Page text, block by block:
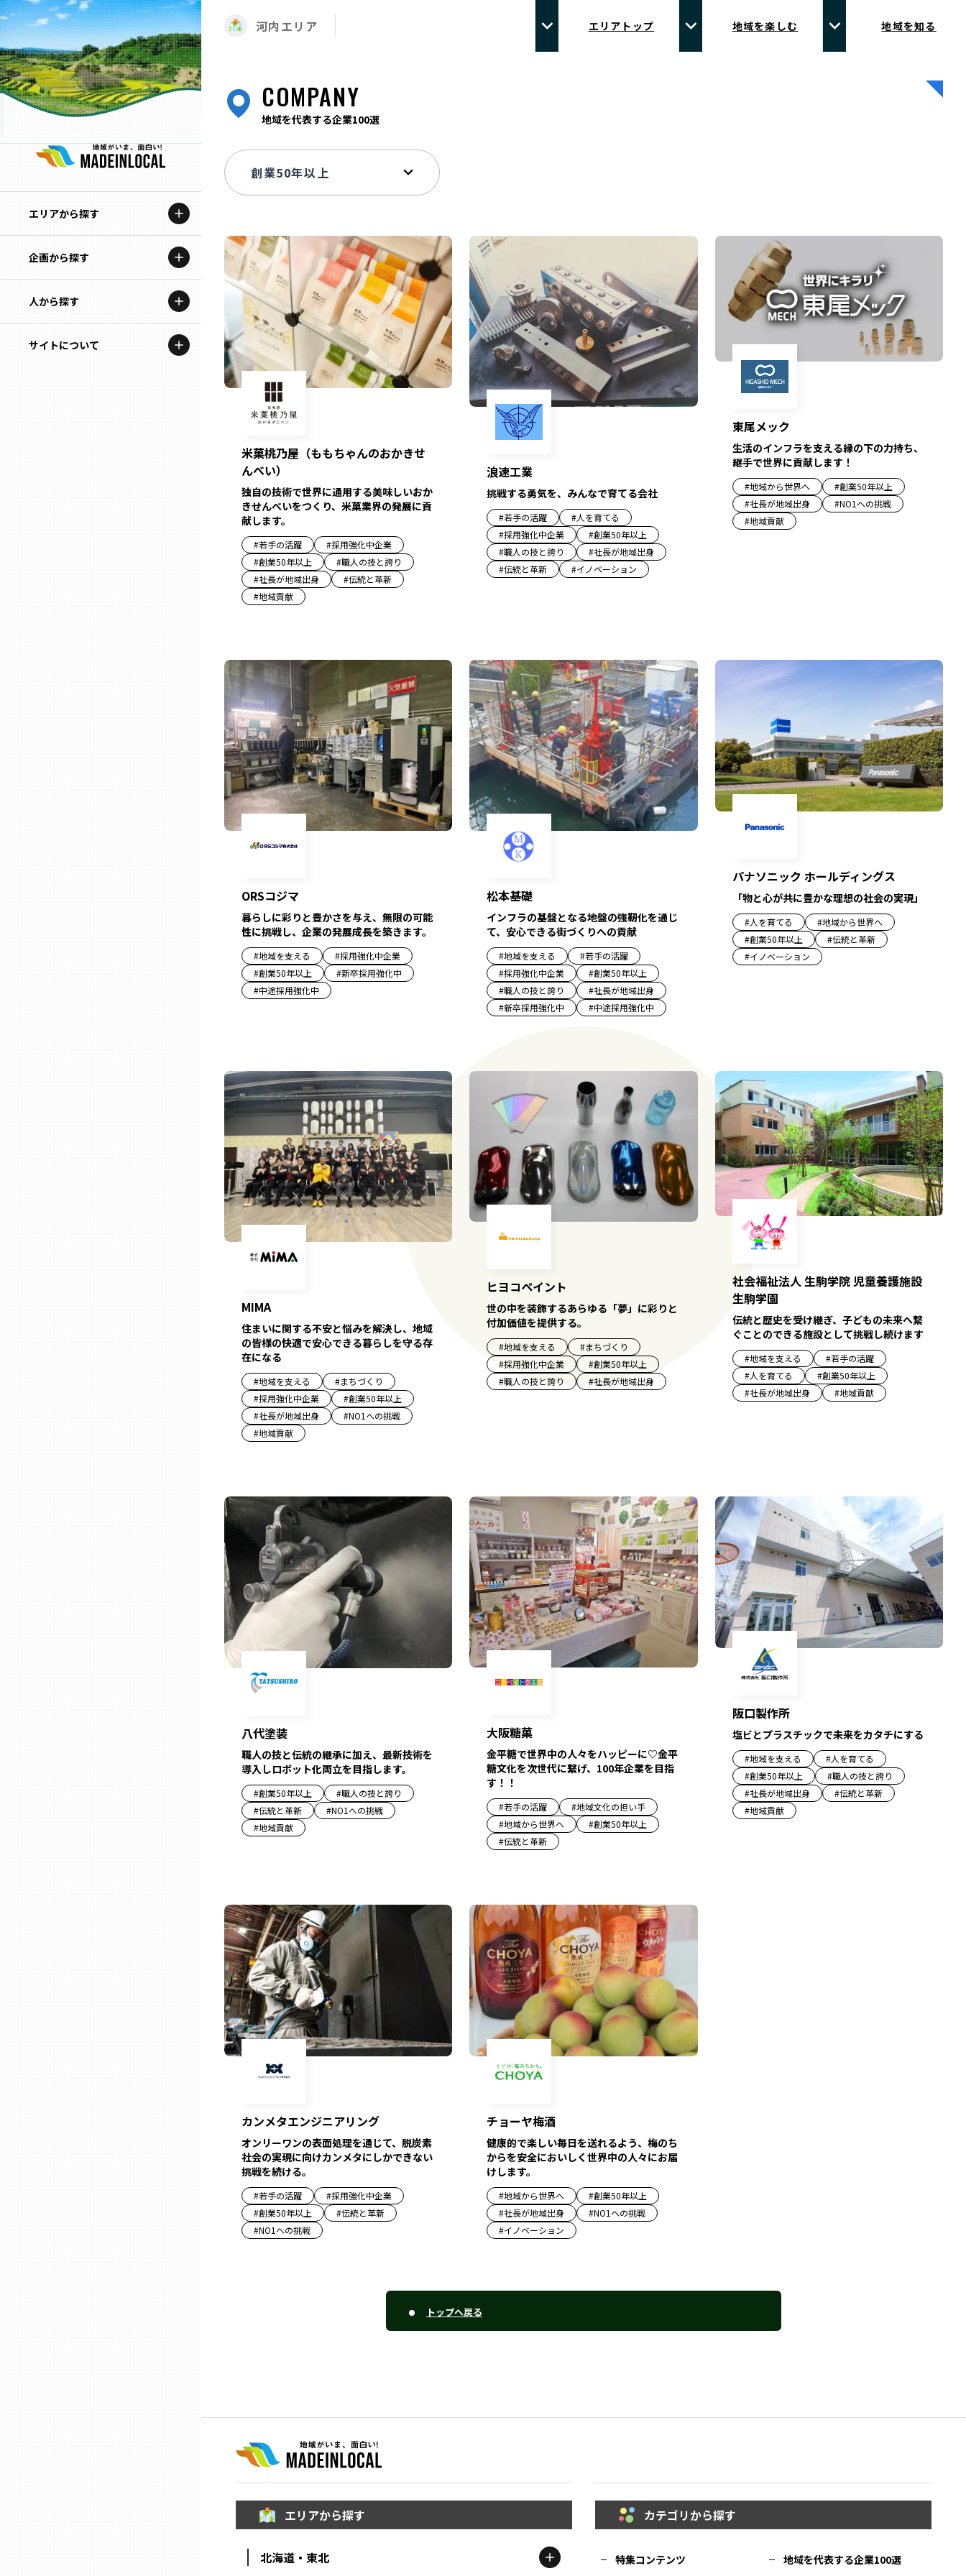
エリアから探す
北海道
青森
岩手
企画から探す
特集コンテンツ
地域を代表する企業100選
人から探す
記事ライター
サイトについて
河内エリア エリアトップ 地域を楽しむ 地域を知る
COMPANY
地域を代表する企業100選
米菓桃乃屋（ももちゃんのおかきせ
んべい）
独自の技術で世界に通用する美味しいおか
きせんべいをつくり、米菓業界の発展に貢
献します。
#若手の活躍 #採用強化中企業
#創業50年以上 #職人の技と誇り
#社長が地域出身 #伝統と革新
#地域貢献
浪速工業
挑戦する勇気を、みんなで育てる会社
#若手の活躍 #人を育てる
#採用強化中企業 #創業50年以上
#職人の技と誇り #社長が地域出身
#伝統と革新 #イノベーション
東尾メック
生活のインフラを支える縁の下の力持ち、
継手で世界に貢献します！
#地域から世界へ #創業50年以上
#社長が地域出身 #NO1への挑戦
#地域貢献
ORSコジマ
暮らしに彩りと豊かさを与え、無限の可能
性に挑戦し、企業の発展成長を築きます。
#地域を支える #採用強化中企業
#創業50年以上 #新卒採用強化中
#中途採用強化中
松本基礎
インフラの基盤となる地盤の強靭化を通じ
て、安心できる街づくりへの貢献
#地域を支える #若手の活躍
#採用強化中企業 #創業50年以上
#職人の技と誇り #社長が地域出身
#新卒採用強化中 #中途採用強化中
パナソニック ホールディングス
「物と心が共に豊かな理想の社会の実現」
#人を育てる #地域から世界へ
#創業50年以上 #伝統と革新
#イノベーション
MIMA
住まいに関する不安と悩みを解決し、地域
の皆様の快適で安心できる暮らしを守る存
在になる
#地域を支える #まちづくり
#採用強化中企業 #創業50年以上
#社長が地域出身 #NO1への挑戦
#地域貢献
ヒヨコペイント
世の中を装飾するあらゆる「夢」に彩りと
付加価値を提供する。
#地域を支える #まちづくり
#採用強化中企業 #創業50年以上
#職人の技と誇り #社長が地域出身
社会福祉法人 生駒学院 児童養護施設
生駒学園
伝統と歴史を受け継ぎ、子どもの未来へ繋
ぐことのできる施設として挑戦し続けます
#地域を支える #若手の活躍
#人を育てる #創業50年以上
#社長が地域出身 #地域貢献
八代塗装
職人の技と伝統の継承に加え、最新技術を
導入しロボット化両立を目指します。
#創業50年以上 #職人の技と誇り
#伝統と革新 #NO1への挑戦
#地域貢献
大阪糖菓
金平糖で世界中の人々をハッピーに♡金平
糖文化を次世代に繋げ、100年企業を目指
す！！
#若手の活躍 #地域文化の担い手
#地域から世界へ #創業50年以上
#伝統と革新
阪口製作所
塩ビとプラスチックで未来をカタチにする
#地域を支える #人を育てる
#創業50年以上 #職人の技と誇り
#社長が地域出身 #伝統と革新
#地域貢献
カンメタエンジニアリング
オンリーワンの表面処理を通じて、脱炭素
社会の実現に向けカンメタにしかできない
挑戦を続ける。
#若手の活躍 #採用強化中企業
#創業50年以上 #伝統と革新
#NO1への挑戦
チョーヤ梅酒
健康的で楽しい毎日を送れるよう、梅のち
からを安全においしく世界中の人々にお届
けします。
#地域から世界へ #創業50年以上
#社長が地域出身 #NO1への挑戦
#イノベーション
トップへ戻る
エリアから探す
北海道・東北
カテゴリから探す
特集コンテンツ 地域を代表する企業100選